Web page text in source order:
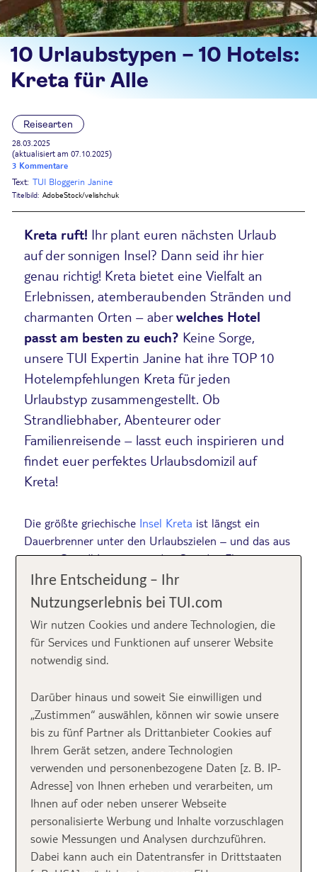
10 Urlaubstypen – 10 Hotels:
Kreta für Alle
Reisearten
28.03.2025
(aktualisiert am 07.10.2025)
3 Kommentare
Text: TUI Bloggerin Janine
Titelbild: AdobeStock/velishchuk
Kreta ruft! Ihr plant euren nächsten Urlaub
auf der sonnigen Insel? Dann seid ihr hier
genau richtig! Kreta bietet eine Vielfalt an
Erlebnissen, atemberaubenden Stränden und
charmanten Orten – aberwelches Hotel
passt am besten zu euch? Keine Sorge,
unsere TUI Expertin Janine hat ihre TOP 10
Hotelempfehlungen Kreta für jeden
Urlaubstyp zusammengestellt. Ob
Strandliebhaber, Abenteurer oder
Familienreisende – lasst euch inspirieren und
findet euer perfektes Urlaubsdomizil auf
Kreta!
Die größte griechische Insel Kreta ist längst ein
Dauerbrenner unter den Urlaubszielen – und das aus
gutem Grund! In nur etwa drei Stunden Flugzeit
erreicht ihr ein Paradies, das keine Wünsche
offenlässt: Traumhafte Strände, beeindruckende
Landschaften und eine reiche Geschichte, die überall
spürbar ist. Die legendäre griechische
Gastfreundschaft und das köstliche Essen sorgen
dafür, dass ihr euch sofort wohlfühlt.
der perfekte Ort, um euren Sommer zu verlängern
und den Alltag hinter euch zu lassen. Packt die
Sonnencreme ein – hier erwartet euch pures
Urlaubsfeeling!
Kretahat für jeden etwas zu bieten. Ob Aktivurlaub
mit Mountainbike oder Wandern in den Bergen, ob
Kultur und Altstadtflair in den kleinen Örtchen oder
der Hauptstadt Heraklion, entspanntes Abhängen am
Strand oder den Service im Hotel genießen. Apropos
Ihre Entscheidung – Ihr
Nutzungserlebnis bei TUI.com
Wir nutzen Cookies und andere Technologien, die
für Services und Funktionen auf unserer Website
notwendig sind.
Darüber hinaus und soweit Sie einwilligen und
„Zustimmen“ auswählen, können wir sowie unsere
bis zu fünf Partner als Drittanbieter Cookies auf
Ihrem Gerät setzen, andere Technologien
verwenden und personenbezogene Daten [z. B. IP-
Adresse] von Ihnen erheben und verarbeiten, um
Ihnen auf oder neben unserer Webseite
personalisierte Werbung und Inhalte vorzuschlagen
sowie Messungen und Analysen durchzuführen.
Dabei kann auch ein Datentransfer in Drittstaaten